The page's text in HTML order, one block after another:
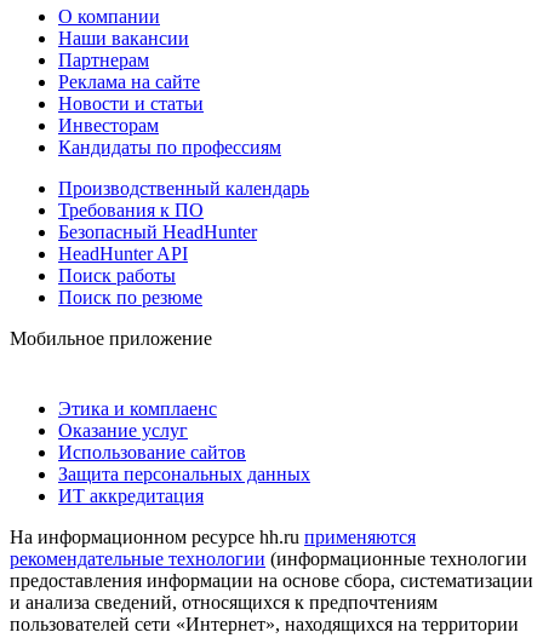
О компании
Наши вакансии
Партнерам
Реклама на сайте
Новости и статьи
Инвесторам
Кандидаты по профессиям
Производственный календарь
Требования к ПО
Безопасный HeadHunter
HeadHunter API
Поиск работы
Поиск по резюме
Мобильное приложение
Этика и комплаенс
Оказание услуг
Использование сайтов
Защита персональных данных
ИТ аккредитация
На информационном ресурсе hh.ru применяются
рекомендательные технологии (информационные технологии
предоставления информации на основе сбора, систематизации
и анализа сведений, относящихся к предпочтениям
пользователей сети «Интернет», находящихся на территории